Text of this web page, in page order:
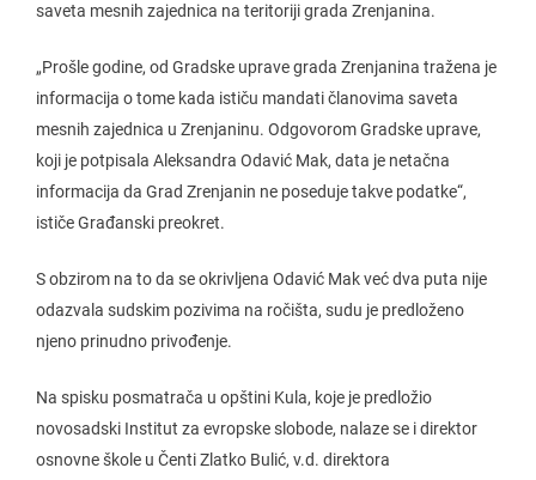
saveta mesnih zajednica na teritoriji grada Zrenjanina.
„Prošle godine, od Gradske uprave grada Zrenjanina tražena je
informacija o tome kada ističu mandati članovima saveta
mesnih zajednica u Zrenjaninu. Odgovorom Gradske uprave,
koji je potpisala Aleksandra Odavić Mak, data je netačna
informacija da Grad Zrenjanin ne poseduje takve podatke“,
ističe Građanski preokret.
S obzirom na to da se okrivljena Odavić Mak već dva puta nije
odazvala sudskim pozivima na ročišta, sudu je predloženo
njeno prinudno privođenje.
Na spisku posmatrača u opštini Kula, koje je predložio
novosadski Institut za evropske slobode, nalaze se i direktor
osnovne škole u Čenti Zlatko Bulić, v.d. direktora